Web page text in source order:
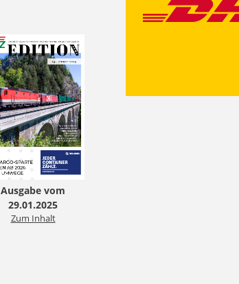
Ausgabe vom
29.01.2025
Zum Inhalt